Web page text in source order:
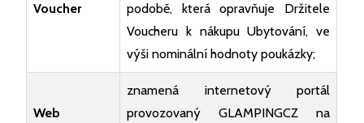
Voucher
podobě, která opravňuje Držitele
Voucheru k nákupu Ubytování, ve
výši nominální hodnoty poukázky;
Web
znamená internetový portál
provozovaný GLAMPINGCZ na